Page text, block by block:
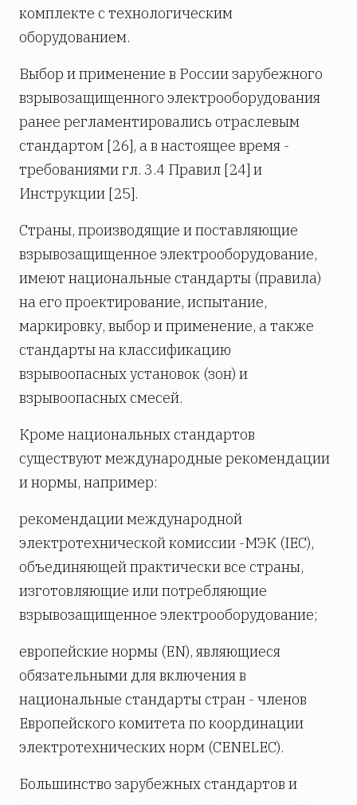
комплекте с технологическим
оборудованием.
Выбор и применение в России зарубежного
взрывозащищенного электрооборудования
ранее регламентировались отраслевым
стандартом [26], а в настоящее время -
требованиями гл. 3.4 Правил [24] и
Инструкции [25].
Страны, производящие и поставляющие
взрывозащищенное электрооборудование,
имеют национальные стандарты (правила)
на его проектирование, испытание,
маркировку, выбор и применение, а также
стандарты на классификацию
взрывоопасных установок (зон) и
взрывоопасных смесей.
Кроме национальных стандартов
существуют международные рекомендации
и нормы, например:
рекомендации международной
электротехнической комиссии -МЭК (IEC),
объединяющей практически все страны,
изготовляющие или потребляющие
взрывозащищенное электрооборудование;
европейские нормы (EN), являющиеся
обязательными для включения в
национальные стандарты стран - членов
Европейского комитета по координации
электротехнических норм (CENELEC).
Большинство зарубежных стандартов и